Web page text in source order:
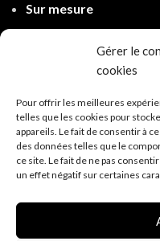
Gérer le
cookies
Pour offrir les meilleures
telles que les cookies pour
appareils. Le fait de consentir à
des données telles que le
ce site. Le fait de ne pas
un effet négatif sur certaines
Sur mesure
Conditions générales
Politique d'expédition